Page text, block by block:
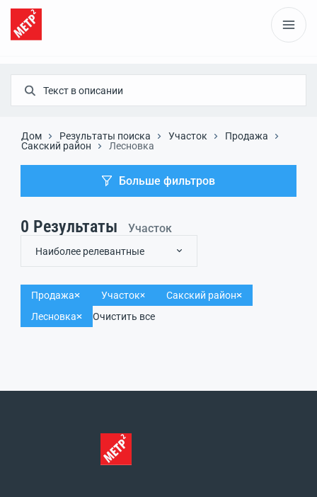
Дом Результаты поиска Участок
Продажа
Сакский район
Лесновка
Больше фильтров
0 Результаты Участок
Наиболее релевантные
Продажа Участок
Сакский район
Лесновка
Очистить все